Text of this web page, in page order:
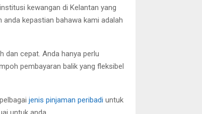
kewangan di Kelantan yang
kepastian bahawa kami adalah
dan cepat. Anda hanya perlu
pembayaran balik yang fleksibel
jenis pinjaman peribadi untuk